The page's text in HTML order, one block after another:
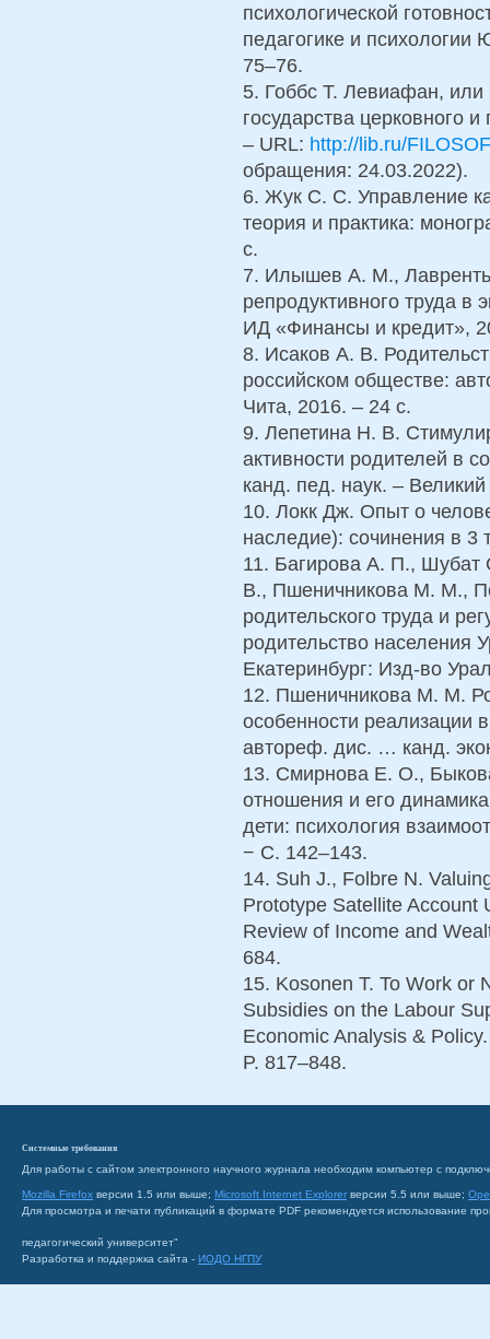
психологической
педагогике и
75–76.
5. Гоббс Т. Левиафан,
государства церковного
– URL: http://lib.ru/
обращения: 24.03.2022).
6. Жук С. С. Управление
теория и практика:
с.
7. Илышев А. М.,
репродуктивного труда
ИД «Финансы и кредит»,
8. Исаков А. В.
российском обществе:
Чита, 2016. – 24 с.
9. Лепетина Н. В.
активности родителей в
канд. пед. наук. –
10. Локк Дж. Опыт о
наследие): сочинения в
11. Багирова А. П.,
В., Пшеничникова М. М.,
родительского труда и
родительство населения
Екатеринбург: Изд-во
12. Пшеничникова М. М.
особенности реализации
автореф. дис. … канд.
13. Смирнова Е. О.,
отношения и его
дети: психология
− С. 142–143.
14. Suh J., Folbre N.
Prototype Satellite Account
Review of Income and
684.
15. Kosonen T. To Work or
Subsidies on the Labour
Economic Analysis &
P. 817–848.
Системные требования
Для работы с сайтом электронного научного журнала необходим компьютер с
Mozilla Firefox версии 1.5 или выше; Microsoft Internet Explorer версии 5.5 или выше;
Для просмотра и печати публикаций в формате PDF рекомендуется использование
педагогический университет"
Разработка и поддержка сайта - ИОДО НГПУ